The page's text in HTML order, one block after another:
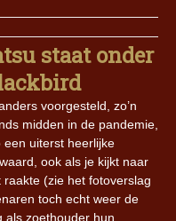
staat onder
voorgesteld, zo’n
midden in de pandemie,
een uiterst heerlijke
ook als je kijkt naar
(zie het fotoverslag
toch echt weer de
als zoethouder hun